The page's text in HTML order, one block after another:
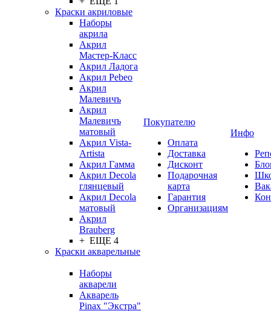
Краски акриловые
Наборы
акрила
Акрил
Мастер-Класс
Акрил Ладога
Акрил Pebeo
Акрил
Малевичъ
Акрил
Малевичъ
матовый
Акрил Vista-
Artista
Акрил Гамма
Акрил Decola
глянцевый
Акрил Decola
матовый
Акрил
Brauberg
+ ЕЩЕ 4
Краски акварельные
Наборы
акварели
Акварель
Pinax "Экстра"
Покупателю
Оплата
Доставка
Дисконт
Подарочная
карта
Гарантия
Организациям
Инфо